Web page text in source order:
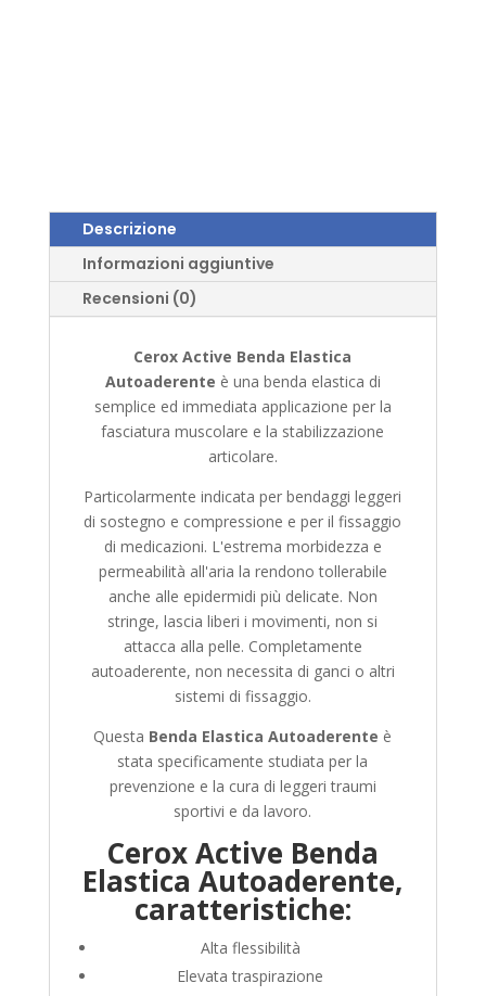
Descrizione
Informazioni aggiuntive
Recensioni (0)
Cerox Active Benda Elastica
Autoaderente è una benda elastica di
semplice ed immediata applicazione per la
fasciatura muscolare e la stabilizzazione
articolare.
Particolarmente indicata per bendaggi leggeri
di sostegno e compressione e per il fissaggio
di medicazioni. L'estrema morbidezza e
permeabilità all'aria la rendono tollerabile
anche alle epidermidi più delicate. Non
stringe, lascia liberi i movimenti, non si
attacca alla pelle. Completamente
autoaderente, non necessita di ganci o altri
sistemi di fissaggio.
Questa Benda Elastica Autoaderente è
stata specificamente studiata per la
prevenzione e la cura di leggeri traumi
sportivi e da lavoro.
Cerox Active Benda
Elastica Autoaderente,
caratteristiche:
Alta flessibilità
Elevata traspirazione